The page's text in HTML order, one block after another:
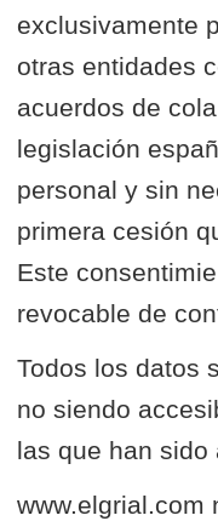
exclusivamente
otras entidades
acuerdos de
legislación
personal y sin
primera cesión
Este
revocable de
Todos los datos
no siendo
las que han sido
www.elgrial.com